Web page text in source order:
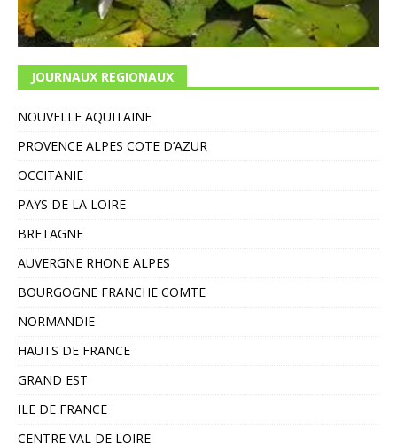
JOURNAUX REGIONAUX
NOUVELLE AQUITAINE
PROVENCE ALPES COTE D’AZUR
OCCITANIE
PAYS DE LA LOIRE
BRETAGNE
AUVERGNE RHONE ALPES
BOURGOGNE FRANCHE COMTE
NORMANDIE
HAUTS DE FRANCE
GRAND EST
ILE DE FRANCE
CENTRE VAL DE LOIRE